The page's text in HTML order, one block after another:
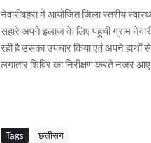
नेवारीबहरा में आयोजित जिला स्तरीय
सहारे अपने इलाज के लिए पहुंची ग्राम
रही है उसका उपचार किया एवं अपने हाथों
लगातार शिविर का निरीक्षण करते नजर
Tags छत्तीसग